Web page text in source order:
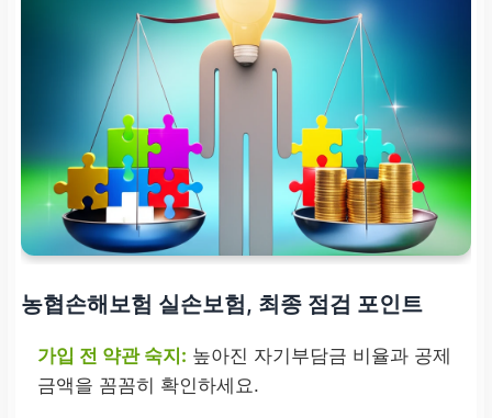
농협손해보험 실손보험, 최종 점검 포인트
가입 전 약관 숙지: 높아진 자기부담금 비율과 공제
금액을 꼼꼼히 확인하세요.